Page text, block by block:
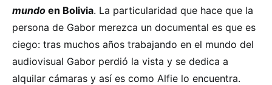
mundo en Bolivia. La particularidad que hace que la
persona de Gabor merezca un documental es que es
ciego: tras muchos años trabajando en el mundo del
audiovisual Gabor perdió la vista y se dedica a
alquilar cámaras y así es como Alfie lo encuentra.